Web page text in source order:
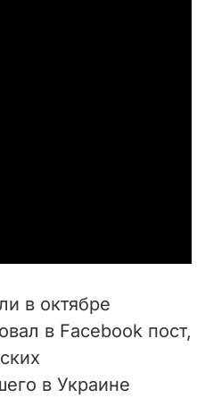
в октябре
в Facebook пост,
в Украине